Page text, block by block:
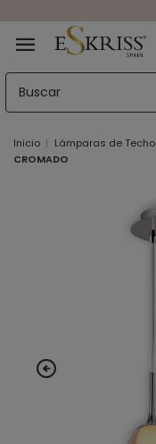
Inicio Lámparas de Techo
CROMADO